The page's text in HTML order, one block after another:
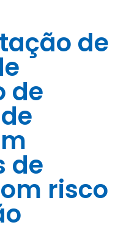
de
de
de
risco